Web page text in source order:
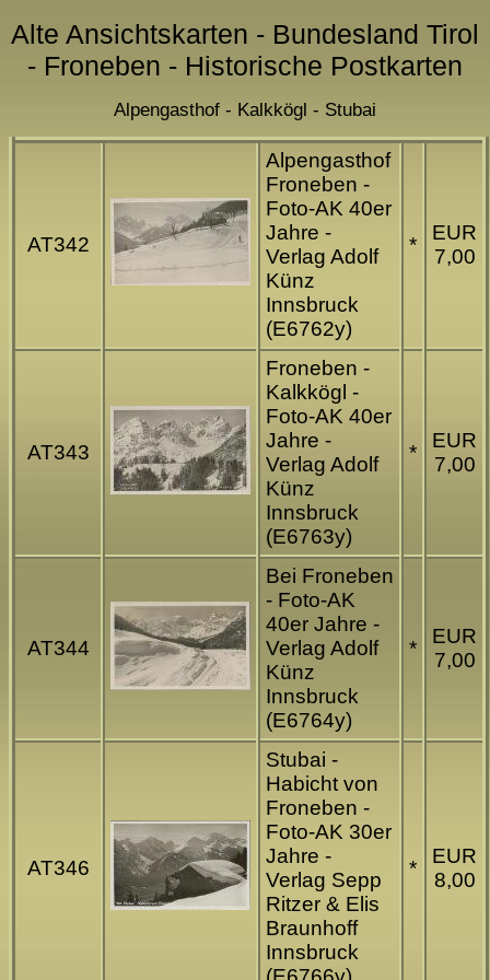
Alte Ansichtskarten - Bundesland Tirol
- Froneben - Historische Postkarten
Alpengasthof - Kalkkögl - Stubai
AT342
Alpengasthof
Froneben -
Foto-AK 40er
Jahre -
Verlag Adolf
Künz
Innsbruck
(E6762y)
*
EUR
7,00
AT343
Froneben -
Kalkkögl -
Foto-AK 40er
Jahre -
Verlag Adolf
Künz
Innsbruck
(E6763y)
*
EUR
7,00
AT344
Bei Froneben
- Foto-AK
40er Jahre -
Verlag Adolf
Künz
Innsbruck
(E6764y)
*
EUR
7,00
AT346
Stubai -
Habicht von
Froneben -
Foto-AK 30er
Jahre -
Verlag Sepp
Ritzer & Elis
Braunhoff
Innsbruck
*
EUR
8,00